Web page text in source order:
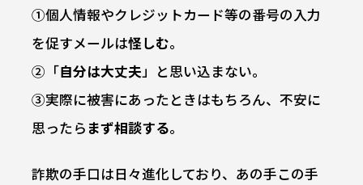
①個人情報やクレジットカード等の番号の入力
を促すメールは怪しむ。
②「自分は大丈夫 」と思い込まない。
③実際に被害にあったときはもちろん、不安に
思ったら まず相談する。
詐欺の手口は日々進化しており、あの手この手